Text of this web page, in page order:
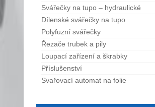
Svářečky na tupo – hydraulické
Dílenské svářečky na tupo
Polyfuzní svářečky
Řezače trubek a pily
Loupací zařízení a škrabky
Příslušenství
Svařovací automat na folie